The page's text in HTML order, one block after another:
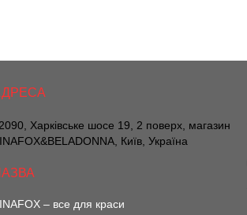
Харківське шосе 19, 2 поверх, магазин
Київ, Україна
– все для краси